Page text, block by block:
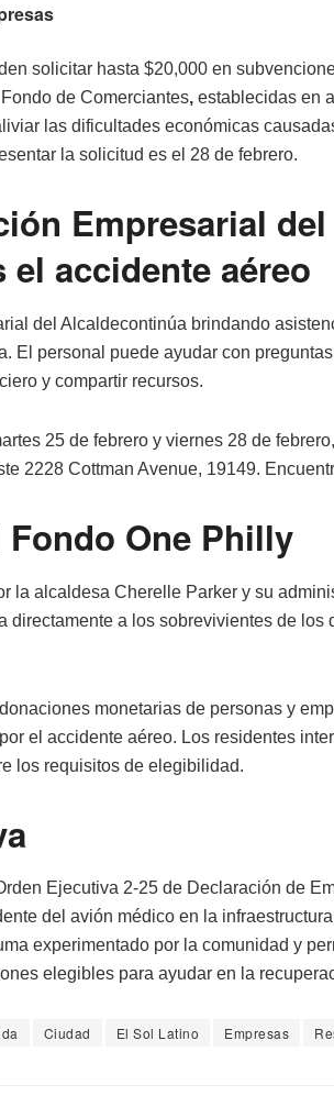
solicitar hasta $20,000 en
de Comerciantes, establecidas en
las dificultades económicas
la solicitud es el 28 de febrero.
Empresarial
accidente aéreo
del Alcaldecontinúa brindando
El personal puede ayudar con
y compartir recursos.
25 de febrero y viernes 28 de
2228 Cottman Avenue, 19149.
One Philly
la alcaldesa Cherelle Parker y su
directamente a los sobrevivientes de los
monetarias de personas y
el accidente aéreo. Los residentes
los requisitos de elegibilidad.
Ejecutiva 2-25 de Declaración de
del avión médico en la
experimentado por la comunidad y
elegibles para ayudar en la
Ciudad El Sol Latino Empresas